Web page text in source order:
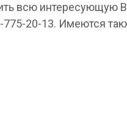
всю интересующую
775-20-13. Имеются